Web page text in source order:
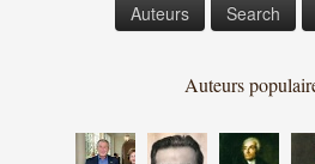
Auteurs Search
Auteurs